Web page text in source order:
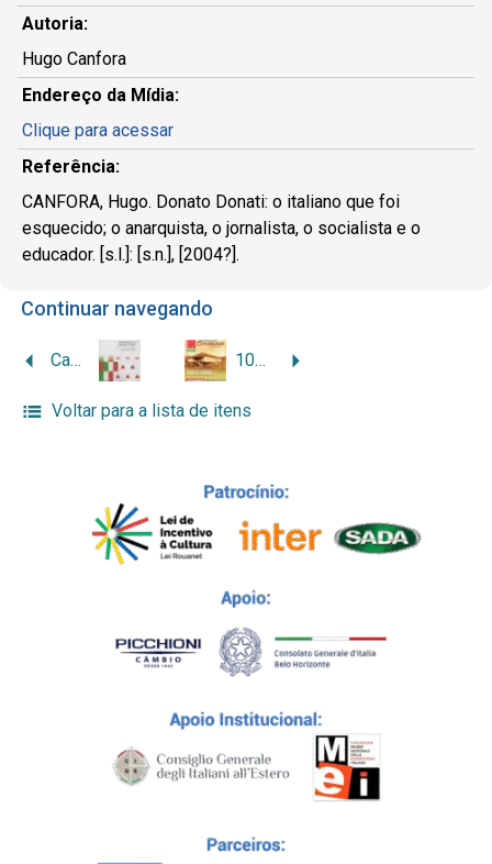
Autoria:
Hugo Canfora
Endereço da Mídia:
Clique para acessar
Referência:
CANFORA, Hugo. Donato Donati: o italiano que foi
esquecido; o anarquista, o jornalista, o socialista e o
educador. [s.l.]: [s.n.], [2004?].
Continuar navegando
Camponeses de engenho e arte: história e geografia dos imigrantes italianos em Minas Gerais 100 anos Colônia da Constança 1910-2010: 130 anos da imigração italiana em Leopoldina
Voltar para a lista de itens